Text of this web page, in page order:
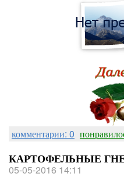
комментарии: 0
КАРТОФЕЛЬНЫЕ
05-05-2016 14:11